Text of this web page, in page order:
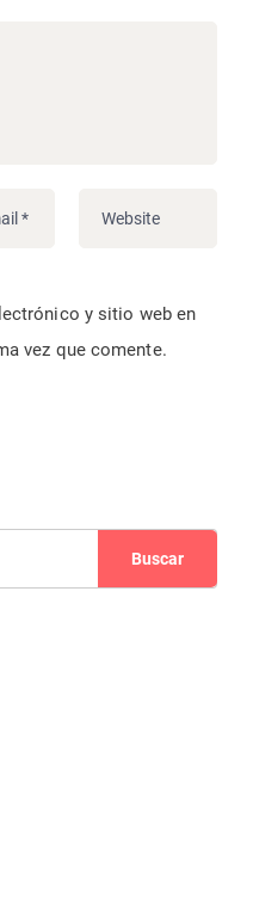
y sitio web en
vez que comente.